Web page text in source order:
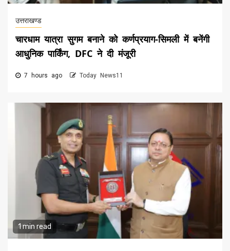
उत्तराखण्ड
चारधाम यात्रा सुगम बनाने को कर्णप्रयाग-सिमली में बनेंगी
आधुनिक पार्किंग, DFC ने दी मंजूरी
7 hours ago Today News11
1 min read